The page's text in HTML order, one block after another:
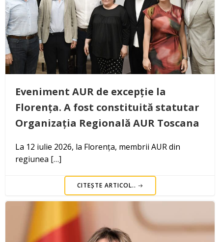
Eveniment AUR de excepție la
Florența. A fost constituită statutar
Organizația Regională AUR Toscana
La 12 iulie 2026, la Florența, membrii AUR din
regiunea […]
CITEȘTE ARTICOL..